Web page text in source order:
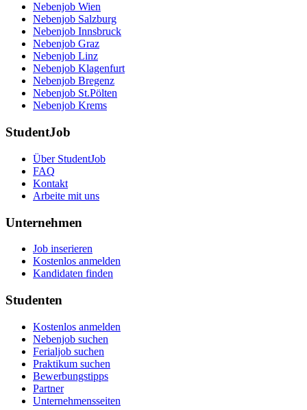
Nebenjob Wien
Nebenjob Salzburg
Nebenjob Innsbruck
Nebenjob Graz
Nebenjob Linz
Nebenjob Klagenfurt
Nebenjob Bregenz
Nebenjob St.Pölten
Nebenjob Krems
StudentJob
Über StudentJob
FAQ
Kontakt
Arbeite mit uns
Unternehmen
Job inserieren
Kostenlos anmelden
Kandidaten finden
Studenten
Kostenlos anmelden
Nebenjob suchen
Ferialjob suchen
Praktikum suchen
Bewerbungstipps
Partner
Unternehmensseiten